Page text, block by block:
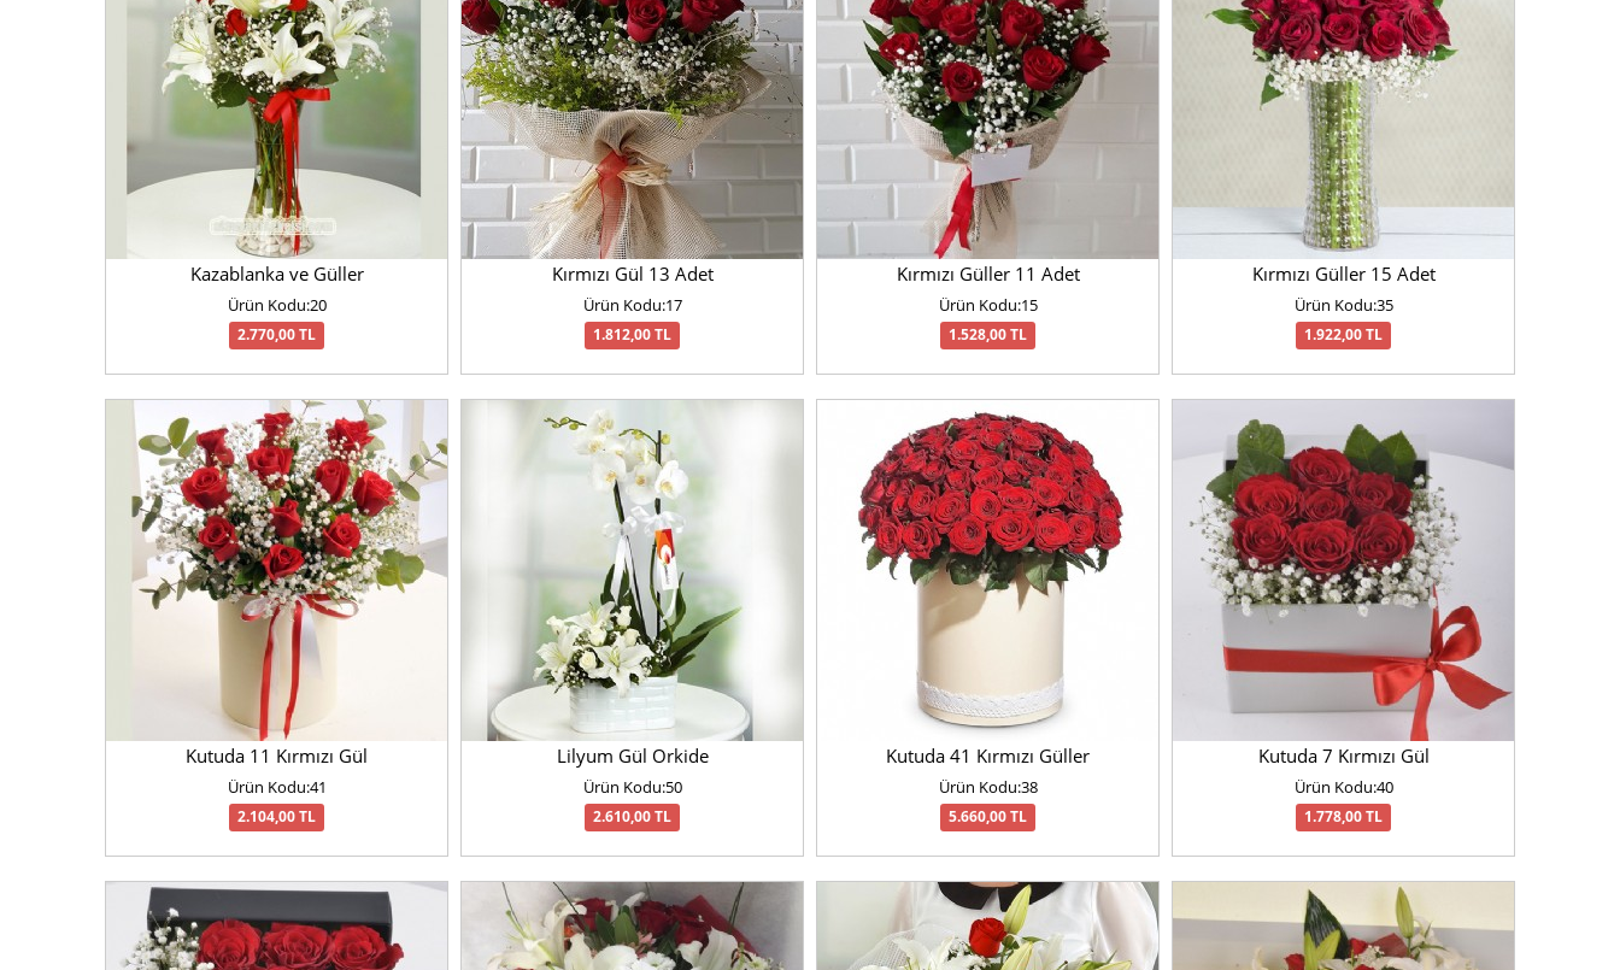
Kazablanka ve Güller
Ürün Kodu:20
2.770,00 TL
Kırmızı Gül 13 Adet
Ürün Kodu:17
1.812,00 TL
Kırmızı Güller 11 Adet
Ürün Kodu:15
1.528,00 TL
Kırmızı Güller 15 Adet
Ürün Kodu:35
1.922,00 TL
Kutuda 11 Kırmızı Gül
Ürün Kodu:41
2.104,00 TL
Lilyum Gül Orkide
Ürün Kodu:50
2.610,00 TL
Kutuda 41 Kırmızı Güller
Ürün Kodu:38
5.660,00 TL
Kutuda 7 Kırmızı Gül
Ürün Kodu:40
1.778,00 TL